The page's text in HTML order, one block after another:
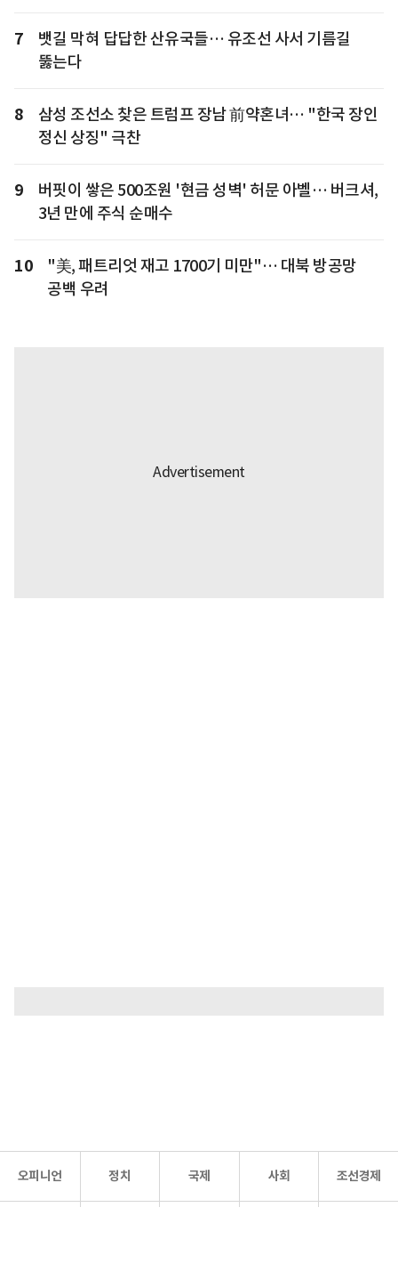
7
뱃길 막혀 답답한 산유국들… 유조선 사서 기름길
뚫는다
8
삼성 조선소 찾은 트럼프 장남 前약혼녀… "한국 장인
정신 상징" 극찬
9
버핏이 쌓은 500조원 '현금 성벽' 허문 아벨… 버크셔,
3년 만에 주식 순매수
10
"美, 패트리엇 재고 1700기 미만"… 대북 방공망
공백 우려
오피니언 정치 국제 사회 조선경제